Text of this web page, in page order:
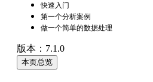
快速入门
第一个分析案例
做一个简单的数据处理
版本：7.1.0
本页总览